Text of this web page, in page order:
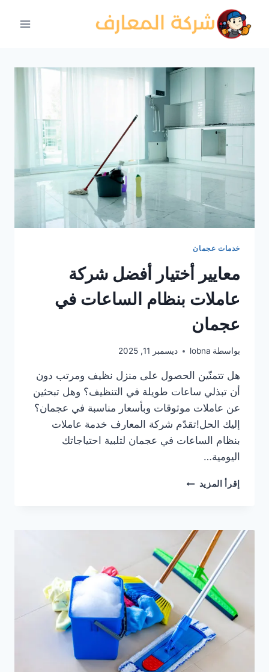
المحتوى
خدمات عجمان
معايير أختيار أفضل شركة
عاملات بنظام الساعات في
عجمان
بواسطة lobna ديسمبر 11, 2025
هل تتمنّين الحصول على منزل نظيف ومرتب دون
أن تبذلي ساعات طويلة في التنظيف؟ وهل تبحثين
عن عاملات موثوقات وبأسعار مناسبة في عجمان؟
إليك الحل!تقدّم شركة المعارف خدمة عاملات
بنظام الساعات في عجمان لتلبية احتياجاتك
اليومية…
إقرأ المزيد معايير
عاملات
بنظام
الساعات
في
عجمان